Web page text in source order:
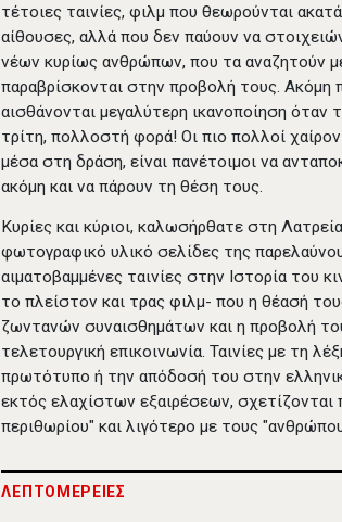
τέτοιες ταινίες, φιλμ που θεωρούνται
αίθουσες, αλλά που δεν παύουν να
νέων κυρίως ανθρώπων, που τα αναζητούν
παραβρίσκονται στην προβολή τους. Ακόμη
αισθάνονται μεγαλύτερη ικανοποίηση όταν
τρίτη, πολλοστή φορά! Οι πιο πολλοί
μέσα στη δράση, είναι πανέτοιμοι να
ακόμη και να πάρουν τη θέση τους.
Κυρίες και κύριοι, καλωσήρθατε στη
φωτογραφικό υλικό σελίδες της
αιματοβαμμένες ταινίες στην Ιστορία του
το πλείστον και τρας φιλμ- που η θέασή
ζωντανών συναισθημάτων και η προβολή
τελετουργική επικοινωνία. Ταινίες με τη
πρωτότυπο ή την απόδοσή του στην
εκτός ελαχίστων εξαιρέσεων, σχετίζονται
περιθωρίου" και λιγότερο με τους
ΛΕΠΤΟΜΕΡΕΙΕΣ